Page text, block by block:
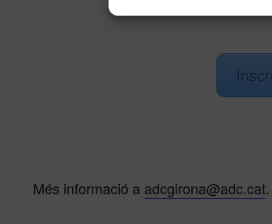
Més informació a adcgirona@adc.cat